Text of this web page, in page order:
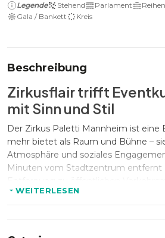
Legende Stehend Parlament Reihen
Gala / Bankett
Kreis
Beschreibung
Zirkusflair trifft
mit Sinn und Stil
Der Zirkus Paletti Mannheim ist eine
mehr bietet als Raum und Bühne –
Atmosphäre und soziales
Minuten vom Stadtzentrum entfernt
beeindruckende Zirkuszelt zu
Veranstaltungen ein. Ob
kulturelles Highlight – hier entsteht
Ambiente, das Gäste begeistert und
WEITERLESEN